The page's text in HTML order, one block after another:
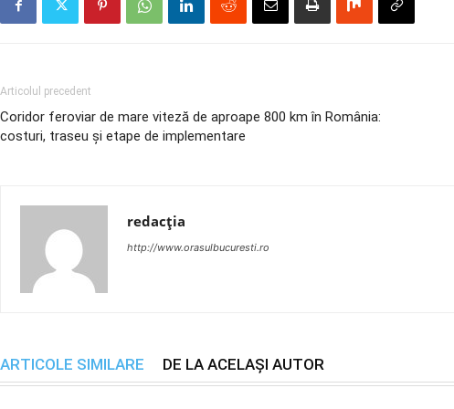
Articolul precedent
Coridor feroviar de mare viteză de aproape 800 km în România:
costuri, traseu și etape de implementare
redacția
http://www.orasulbucuresti.ro
ARTICOLE SIMILARE DE LA ACELAȘI AUTOR